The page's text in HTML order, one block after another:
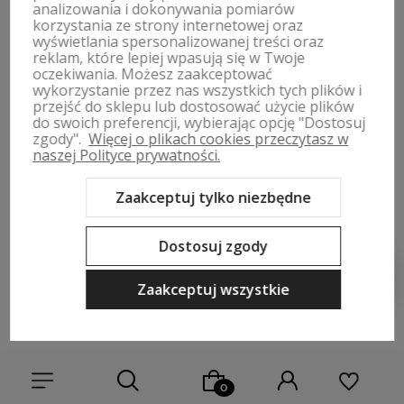
beżowe GOE TT2N4001
199,01 zł
Cena regularna:429,00 zł
Najniższa cena:248,99 zł
Do koszyka
fioletowe na platformie GOE
TT2N4054
199,01 zł
Cena regularna:
Najniższa cena:278,98 zł
Do koszyka
-54% Okazja
Do ulubionych
-53% Okazja
analizowania i dokonywania pomiarów
korzystania ze strony internetowej oraz
wyświetlania spersonalizowanej treści oraz
reklam, które lepiej wpasują się w Twoje
oczekiwania. Możesz zaakceptować
wykorzystanie przez nas wszystkich tych plików i
przejść do sklepu lub dostosować użycie plików
do swoich preferencji, wybierając opcję "Dostosuj
zgody". Więcej o plikach cookies przeczytasz w
naszej Polityce prywatności.
Zaakceptuj tylko niezbędne
Dostosuj zgody
Zaakceptuj wszystkie